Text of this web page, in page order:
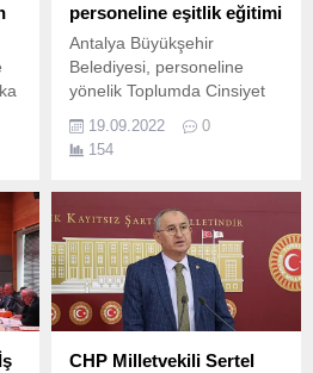
personeline eşitlik eğitimi
Antalya Büyükşehir
Belediyesi, personeline
yönelik Toplumda Cinsiyet
Eşitlik Eylem Planı (YEEP)
hazırlama eğitimi düzenledi.
19.09.2022
0
154
CHP Milletvekili Sertel